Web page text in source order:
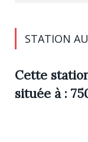
STATION
Cette
située à :